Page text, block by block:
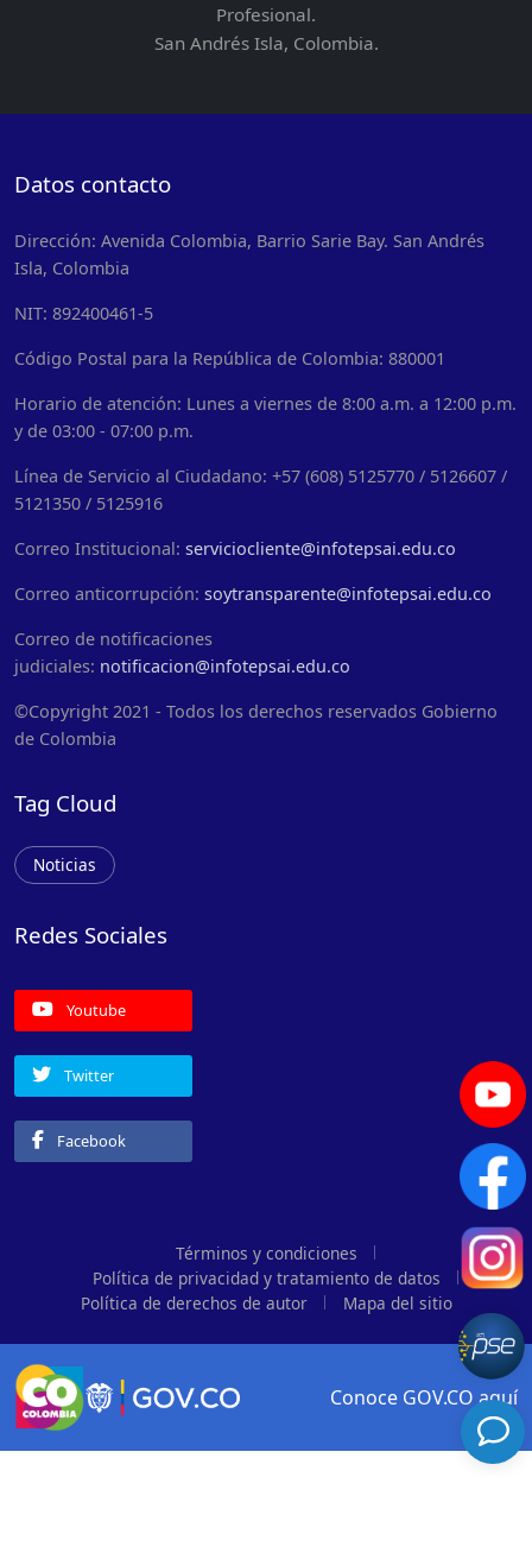
Profesional.
San Andrés Isla, Colombia.
Datos contacto
Dirección: Avenida Colombia, Barrio Sarie Bay. San Andrés
Isla, Colombia
NIT: 892400461-5
Código Postal para la República de Colombia: 880001
Horario de atención: Lunes a viernes de 8:00 a.m. a 12:00 p.m.
y de 03:00 - 07:00 p.m.
Línea de Servicio al Ciudadano: +57 (608) 5125770 / 5126607 /
5121350 / 5125916
Correo Institucional: serviciocliente@infotepsai.edu.co
Correo anticorrupción: soytransparente@infotepsai.edu.co
Correo de notificaciones
judiciales: notificacion@infotepsai.edu.co
©Copyright 2021 - Todos los derechos reservados Gobierno
de Colombia
Tag Cloud
Noticias
Redes Sociales
Youtube
Twitter
Facebook
Términos y condiciones
Política de privacidad y tratamiento de datos
Política de derechos de autor
Mapa del sitio
Logo marca Colombia
Conoce GOV.CO aquí